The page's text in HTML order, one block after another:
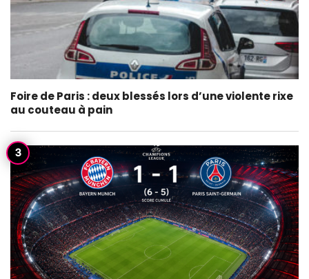
Foire de Paris : deux blessés lors d’une violente rixe
au couteau à pain